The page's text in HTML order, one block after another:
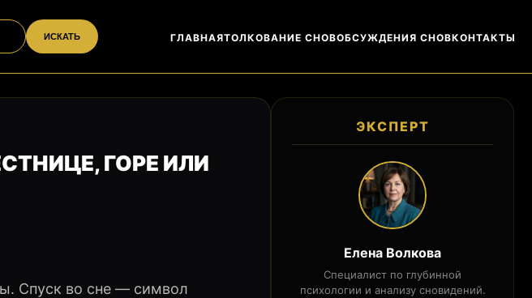
ИСКАТЬ ГЛАВНАЯТОЛКОВАНИЕ СНОВОБСУЖДЕНИЯ СНОВКОНТАКТЫ
ГОРЕ ИЛИ
Спуск во сне — символ
ЭКСПЕРТ
Елена Волкова
Специалист по глубинной
психологии и анализу сновидений.